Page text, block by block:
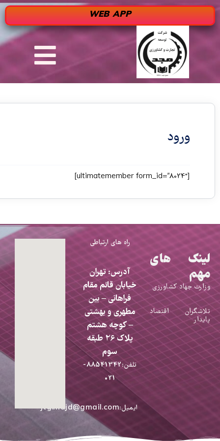
WEB APP
ورود
[ultimatemember form_id=”8024″]
لینک های
مهم
وزارت جهاد کشاورزی
تلاشگران اقتصاد
پایدار
راه های ارتباطی
آدرس: تهران
خیابان قائم مقام
فراهانی – بین
مطهری و بهشتی
– کوچه هشتم
پلاک 26 طبقه
سوم
تلفن:88541342-
021
ایمیل:jtg.majd@gmail.com